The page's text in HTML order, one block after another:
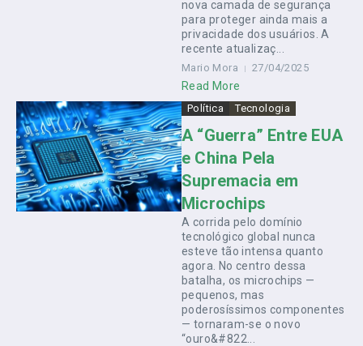
nova camada de segurança
para proteger ainda mais a
privacidade dos usuários. A
recente atualizaç...
Mario Mora 27/04/2025
Read More
Política Tecnologia
A “Guerra” Entre EUA
e China Pela
Supremacia em
Microchips
A corrida pelo domínio
tecnológico global nunca
esteve tão intensa quanto
agora. No centro dessa
batalha, os microchips —
pequenos, mas
poderosíssimos componentes
— tornaram-se o novo
“ouro&#822...